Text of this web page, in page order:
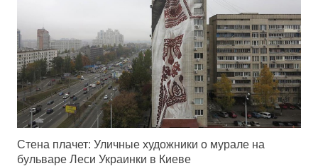
Стена плачет: Уличные художники о мурале на
бульваре Леси Украинки в Киеве